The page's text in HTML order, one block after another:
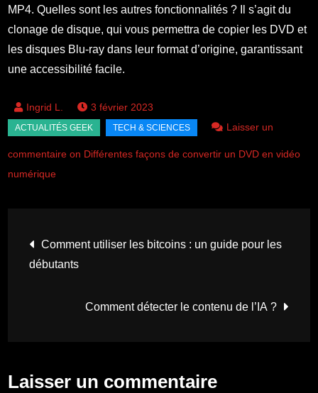
MP4. Quelles sont les autres fonctionnalités ? Il s’agit du
clonage de disque, qui vous permettra de copier les DVD et
les disques Blu-ray dans leur format d’origine, garantissant
une accessibilité facile.
3 février 2023
Laisser un
commentaire on Différentes façons de convertir un DVD en vidéo
numérique
Navigation
de
l’article
Comment utiliser les bitcoins : un guide pour les
débutants
Comment détecter le contenu de l’IA ?
Laisser un commentaire